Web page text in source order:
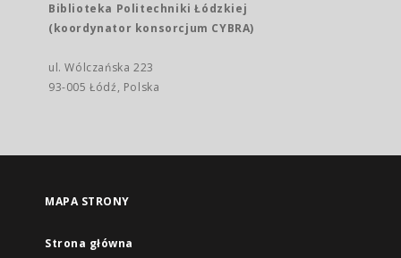
Biblioteka Politechniki Łódzkiej
(koordynator konsorcjum CYBRA)
ul. Wólczańska 223
93-005 Łódź, Polska
MAPA STRONY
Strona główna